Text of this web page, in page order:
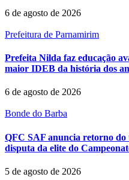
6 de agosto de 2026
Prefeitura de Parnamirim
Prefeita Nilda faz educação
maior IDEB da história dos
6 de agosto de 2026
Bonde do Barba
QFC SAF anuncia retorno do
disputa da elite do
5 de agosto de 2026